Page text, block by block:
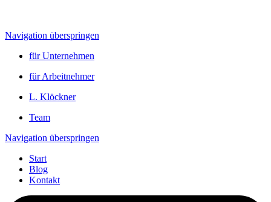
Navigation überspringen
für Unternehmen
für Arbeitnehmer
L. Klöckner
Team
Navigation überspringen
Start
Blog
Kontakt